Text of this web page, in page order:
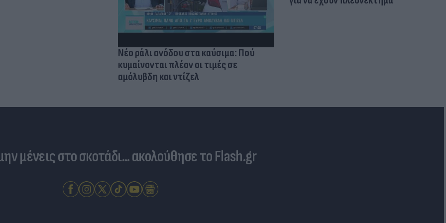
Νέο ράλι ανόδου στα καύσιμα: Πού
κυμαίνονται πλέον οι τιμές σε
αμόλυβδη και ντίζελ
μένεις στο σκοτάδι... ακολούθησε το Flash.gr